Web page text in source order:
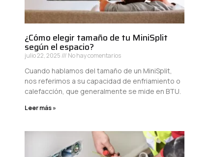
¿Cómo elegir tamaño de tu MiniSplit
según el espacio?
julio 22, 2025 No hay comentarios
Cuando hablamos del tamaño de un MiniSplit,
nos referimos a su capacidad de enfriamiento o
calefacción, que generalmente se mide en BTU.
Leer más »